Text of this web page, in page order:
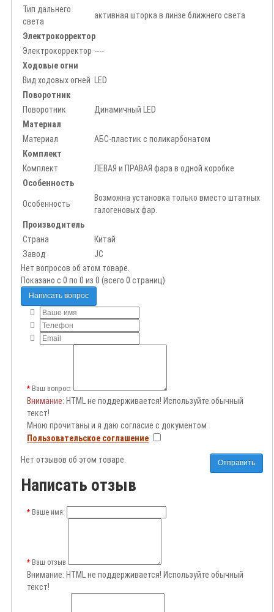
Тип дальнего
света
активная шторка в линзе ближнего света
Электрокорректор
Электрокорректор ----
Ходовые огни
Вид ходовых огней
LED
Поворотник
Поворотник
Динамичный LED
Материал
Материал
АБС-пластик с поликарбонатом
Комплект
Комплект
ЛЕВАЯ и ПРАВАЯ фара в одной коробке
Особенность
Особенность
Возможна установка только вместо штатных
галогеновых фар.
Производитель
Страна
Китай
Завод
JC
Нет вопросов об этом товаре.
Показано с 0 по 0 из 0 (всего 0 страниц)
Написать вопрос
Ваш вопрос:
Внимание: HTML не поддерживается! Используйте обычный
текст!
Мною прочитаны и я даю согласие с документом
Пользовательское соглашение
Отправить
Нет отзывов об этом товаре.
Написать отзыв
Ваше имя:
Ваш отзыв
Внимание: HTML не поддерживается! Используйте обычный
текст!